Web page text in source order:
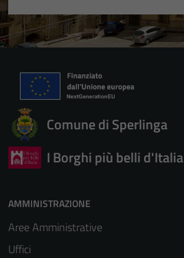
Comune di Sperlinga
I Borghi più belli d'Italia
AMMINISTRAZIONE
Aree Amministrative
Uffici